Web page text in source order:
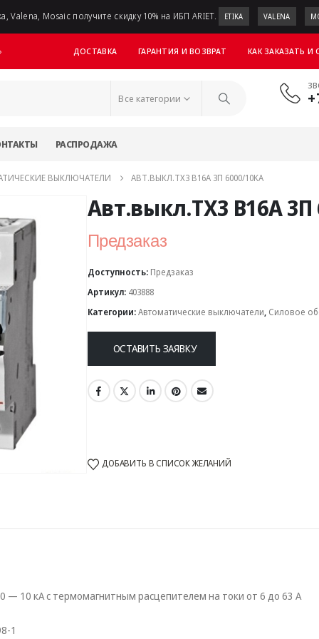
Valena, Mosaic получите скидку 10% на ИБП ARIET. ETIKA VALENA
ДОСТАВКА ГАРАНТИЯ И ВОЗВРАТ КАК ЗАКАЗАТЬ
Все категории
РАСПРОДАЖА
ВЫКЛЮЧАТЕЛИ АВТ.ВЫКЛ.TX3 B16A 3П 6000/10KA
Авт.выкл.TX3 B16A 3П
Предзаказ
Доступность: Предзаказ
Артикул: 403888
Категории:Автоматические выключатели, Силовое
ОСТАВИТЬ ЗАЯВКУ
ДОБАВИТЬ В СПИСОК ЖЕЛАНИЙ
— 10 кА с термомагнитным расцепителем на токи от 6 до 63 А
1